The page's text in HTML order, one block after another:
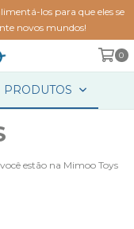
los para que eles se
novos mundos!
0
PRODUTOS
estão na Mimoo Toys